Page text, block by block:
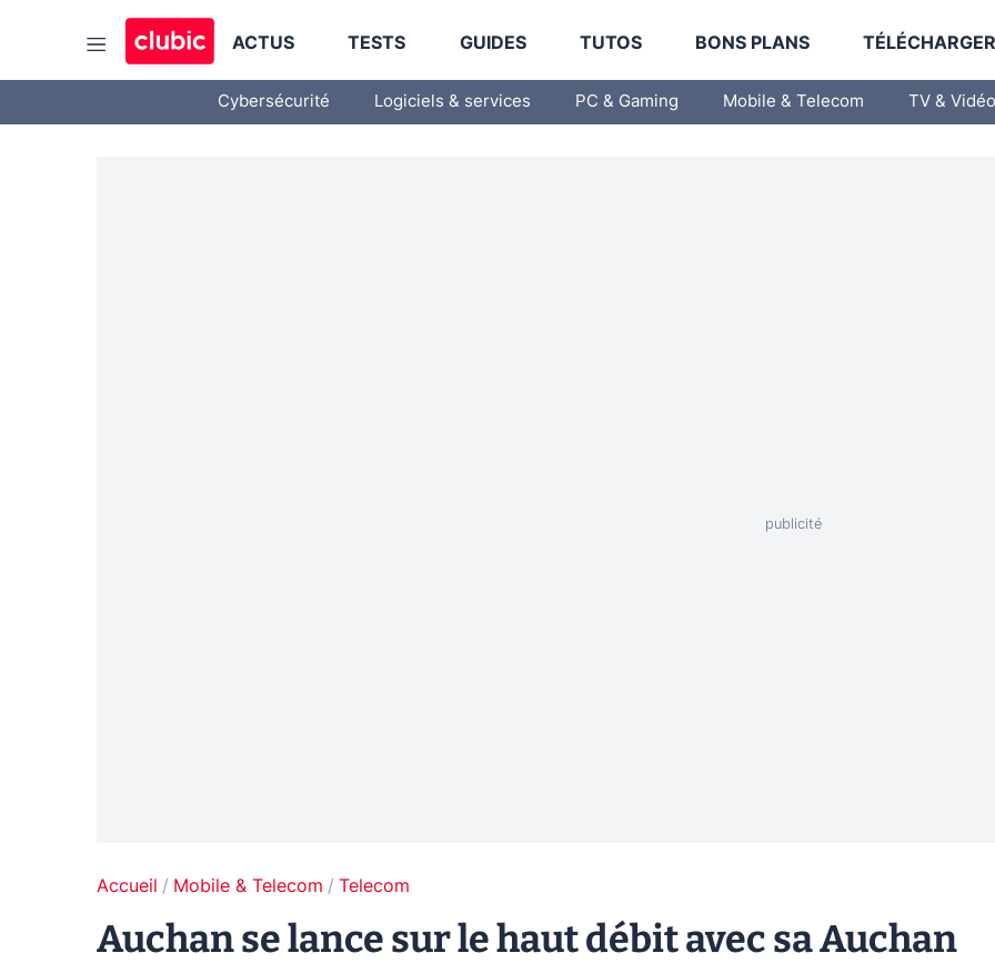
ACTUS TESTS GUIDES TUTOS BONS PLANS
Cybersécurité Logiciels & services PC & Gaming Mobile & Telecom TV & Vidéo
Accueil Mobile & Telecom Telecom
Auchan se lance sur le haut débit avec sa Auchan